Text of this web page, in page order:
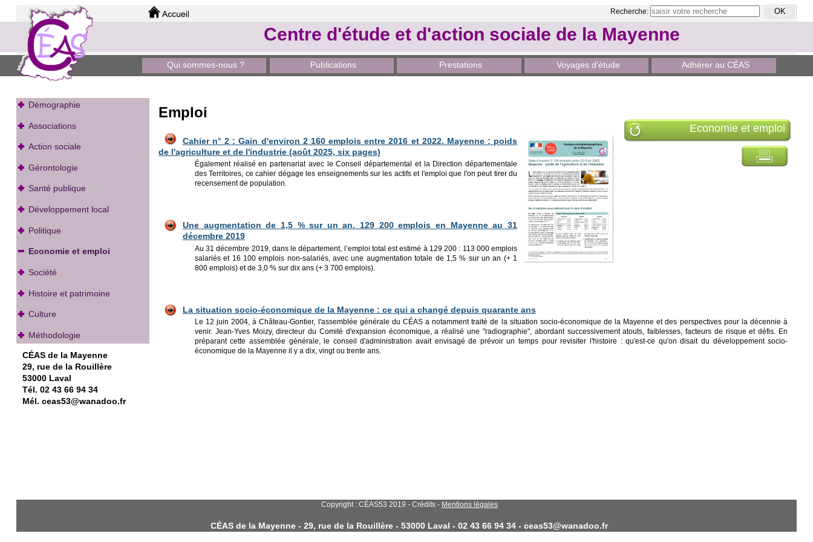
Recherche:
Centre d'étude et d'action sociale de la Mayenne
Qui sommes-nous ? Publications Prestations Voyages d'étude Adhérer au CÉAS
Démographie
Associations
Action sociale
Gérontologie
Santé publique
Développement local
Politique
Economie et emploi
Société
Histoire et patrimoine
Culture
Méthodologie
CÉAS de la Mayenne
29, rue de la Rouillère
53000 Laval
Tél. 02 43 66 94 34
Mél. ceas53@wanadoo.fr
Economie et emploi
Emploi
Cahier n° 2 : Gain d'environ 2 160 emplois entre 2016 et 2022. Mayenne : poids
de l'agriculture et de l'industrie (août 2025, six pages)
Également réalisé en partenariat avec le Conseil départemental et la Direction départementale
des Territoires, ce cahier dégage les enseignements sur les actifs et l'emploi que l'on peut tirer du
recensement de population.
Une augmentation de 1,5 % sur un an. 129 200 emplois en Mayenne au 31
décembre 2019
Au 31 décembre 2019, dans le département, l’emploi total est estimé à 129 200 : 113 000 emplois
salariés et 16 100 emplois non-salariés, avec une augmentation totale de 1,5 % sur un an (+ 1
800 emplois) et de 3,0 % sur dix ans (+ 3 700 emplois).
La situation socio-économique de la Mayenne : ce qui a changé depuis quarante ans
Le 12 juin 2004, à Château-Gontier, l'assemblée générale du CÉAS a notamment traité de la situation socio-économique de la Mayenne et des perspectives pour la décennie à
venir. Jean-Yves Moizy, directeur du Comité d'expansion économique, a réalisé une "radiographie", abordant successivement atouts, faiblesses, facteurs de risque et défis. En
préparant cette assemblée générale, le conseil d'administration avait envisagé de prévoir un temps pour revisiter l'histoire : qu'est-ce qu'on disait du développement socio-
économique de la Mayenne il y a dix, vingt ou trente ans.
Copyright : CÉAS53 2019 - Crédits - Mentions légales
CÉAS de la Mayenne - 29, rue de la Rouillère - 53000 Laval - 02 43 66 94 34 - ceas53@wanadoo.fr